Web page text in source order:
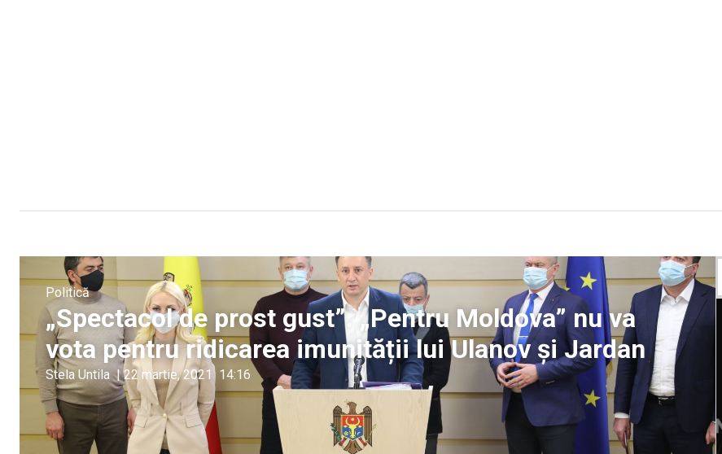
Politică
„Spectacol de prost gust”. „Pentru Moldova” nu va
vota pentru ridicarea imunității lui Ulanov și Jardan
Stela Untila | 22 martie, 2021 14:16